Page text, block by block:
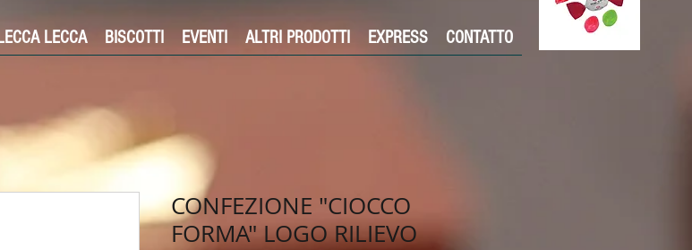
CONFEZIONE "CIOCCO
FORMA" LOGO RILIEVO
LECCA BISCOTTI EVENTI ALTRI PRODOTTI EXPRESS CONTATTO